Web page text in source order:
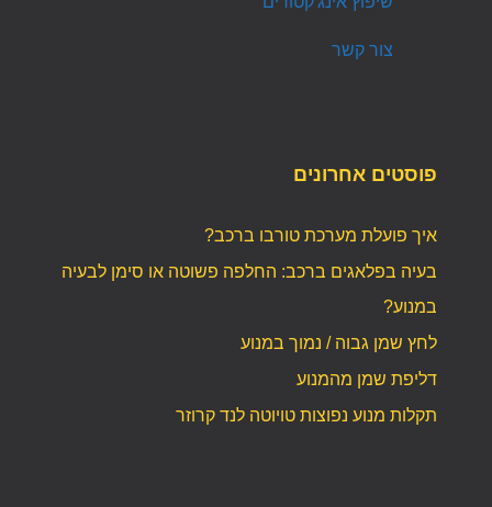
צור קשר
פוסטים אחרונים
איך פועלת מערכת טורבו ברכב?
בעיה בפלאגים ברכב: החלפה פשוטה או סימן לבעיה
במנוע?
לחץ שמן גבוה / נמוך במנוע
דליפת שמן מהמנוע
תקלות מנוע נפוצות טויוטה לנד קרוזר